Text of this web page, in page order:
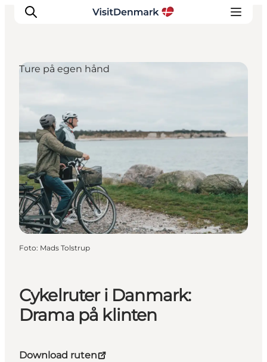
Destinationer
Oplevelser
Overnatning
Planlæg ferien
Cykelruter i Danmark:
Drama på klinten
Download ruten
Ture på egen hånd
Foto: Mads Tolstrup